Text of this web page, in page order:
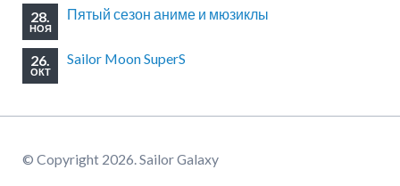
28.
НОЯ
Пятый сезон аниме и мюзиклы
26.
ОКТ
Sailor Moon SuperS
© Copyright 2026. Sailor Galaxy